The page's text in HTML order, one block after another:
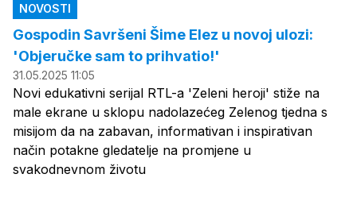
NOVOSTI
Gospodin Savršeni Šime Elez u novoj ulozi:
'Objeručke sam to prihvatio!'
31.05.2025 11:05
Novi edukativni serijal RTL-a 'Zeleni heroji' stiže na
male ekrane u sklopu nadolazećeg Zelenog tjedna s
misijom da na zabavan, informativan i inspirativan
način potakne gledatelje na promjene u
svakodnevnom životu